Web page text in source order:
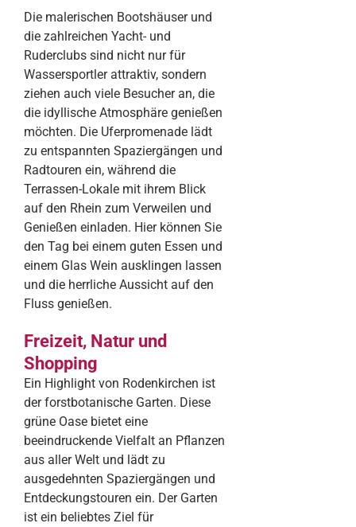
Die malerischen Bootshäuser und
die zahlreichen Yacht- und
Ruderclubs sind nicht nur für
Wassersportler attraktiv, sondern
ziehen auch viele Besucher an, die
die idyllische Atmosphäre genießen
möchten. Die Uferpromenade lädt
zu entspannten Spaziergängen und
Radtouren ein, während die
Terrassen-Lokale mit ihrem Blick
auf den Rhein zum Verweilen und
Genießen einladen. Hier können Sie
den Tag bei einem guten Essen und
einem Glas Wein ausklingen lassen
und die herrliche Aussicht auf den
Fluss genießen.
Freizeit, Natur und
Shopping
Ein Highlight von Rodenkirchen ist
der forstbotanische Garten. Diese
grüne Oase bietet eine
beeindruckende Vielfalt an Pflanzen
aus aller Welt und lädt zu
ausgedehnten Spaziergängen und
Entdeckungstouren ein. Der Garten
ist ein beliebtes Ziel für